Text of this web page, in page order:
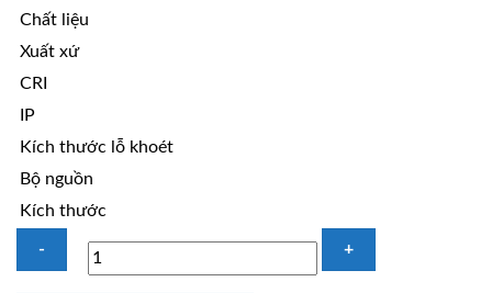
Chất liệu
Xuất xứ
CRI
IP
Kích thước lỗ khoét
Bộ nguồn
Kích thước